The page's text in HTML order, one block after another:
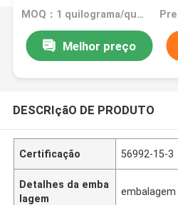
MOQ：1 quilograma/quilograma
Melhor preço
DESCRIçãO DE PRODUTO
Certificação 56992-15-3
Detalhes da emba
lagem